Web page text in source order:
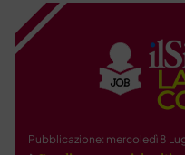
Pubblicazione: mercoledì 8